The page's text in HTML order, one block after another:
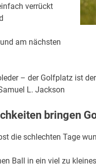
verrückt
am nächsten
– der Golfplatz ist
L. Jackson
bringen
die schlechten Tage
Ball in ein viel zu